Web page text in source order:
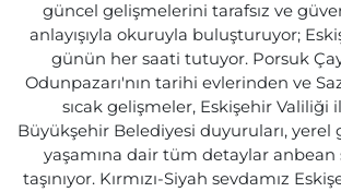
güncel gelişmelerini tarafsız ve
anlayışıyla okuruyla buluşturuyor;
günün her saati tutuyor. Porsuk
Odunpazarı'nın tarihi evlerinden ve
sıcak gelişmeler, Eskişehir Valiliği
Büyükşehir Belediyesi duyuruları, yerel
yaşamına dair tüm detaylar anbean
taşınıyor. Kırmızı-Siyah sevdamız